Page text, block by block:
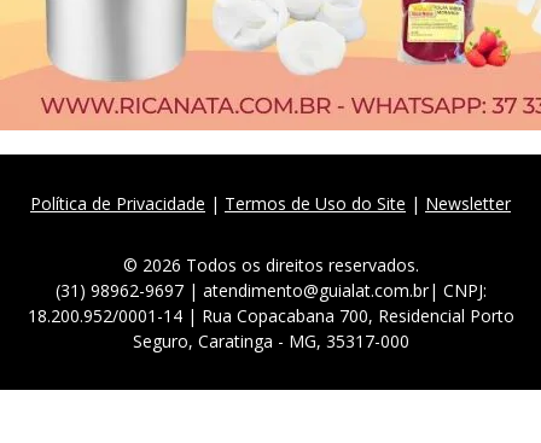
Política de Privacidade | Termos de Uso do Site | Newsletter
© 2026 Todos os direitos reservados.
(31) 98962-9697 | atendimento@guialat.com.br| CNPJ:
18.200.952/0001-14 | Rua Copacabana 700, Residencial Porto
Seguro, Caratinga - MG, 35317-000